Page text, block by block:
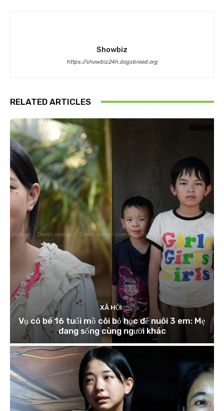
Showbiz
https://showbiz24h.dogsbreed.org
RELATED ARTICLES
XÃ HỘI
Vụ cô bé 16 tuổi mồ côi bỏ học để nuôi 3 em: Mẹ
đang sống cùng người khác